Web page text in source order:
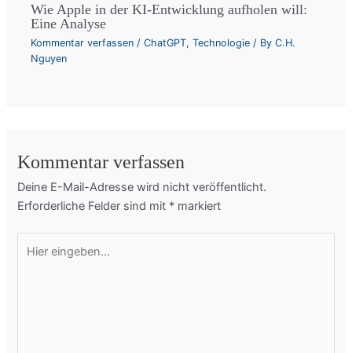
Wie Apple in der KI-Entwicklung aufholen will:
Eine Analyse
Kommentar verfassen /ChatGPT,Technologie / ByC.H.
Nguyen
Kommentar verfassen
Deine E-Mail-Adresse wird nicht veröffentlicht.
Erforderliche Felder sind mit * markiert
eingeben…